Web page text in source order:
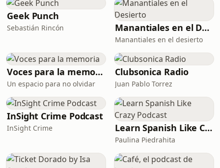
Geek Punch
Sebastián Rincón Manantiales en el Desierto
Manantiales en el desierto
Voces para la memoria
Un espacio para no olvidar
Clubsonica Radio
Juan Pablo Torrez
InSight Crime Podcast
InSight Crime Learn Spanish Like Crazy Podcast
Paulina Piedrahita